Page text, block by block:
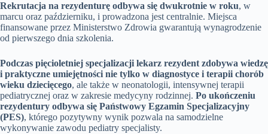
Rekrutacja na rezydenturę odbywa się dwukrotnie w roku, w
marcu oraz październiku, i prowadzona jest centralnie. Miejsca
finansowane przez Ministerstwo Zdrowia gwarantują wynagrodzenie
od pierwszego dnia szkolenia.
Podczas pięcioletniej specjalizacji lekarz rezydent zdobywa wiedzę
i praktyczne umiejętności nie tylko w diagnostyce i terapii chorób
wieku dziecięcego, ale także w neonatologii, intensywnej terapii
pediatrycznej oraz w zakresie medycyny rodzinnej. Po ukończeniu
rezydentury odbywa się Państwowy Egzamin Specjalizacyjny
(PES), którego pozytywny wynik pozwala na samodzielne
wykonywanie zawodu pediatry specjalisty.